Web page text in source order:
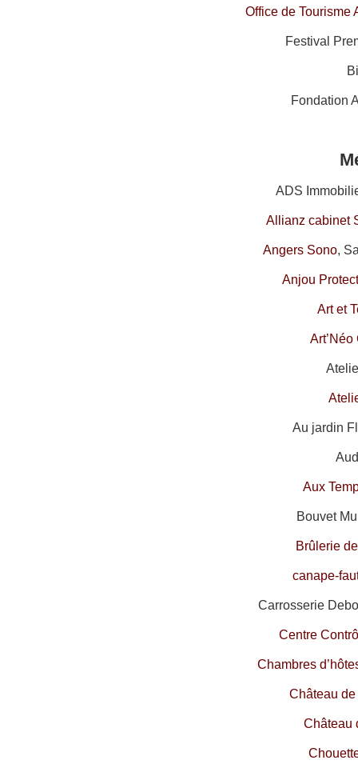
Office de Tourisme
Festival
Fondation
ADS
Allianz cabinet
Angers Sono,
Anjou
Art et
Art’Néo
Au jardin
Aux
Bouvet
Brûlerie
canape-
Carrosserie
Centre
Chambres
Château
Château